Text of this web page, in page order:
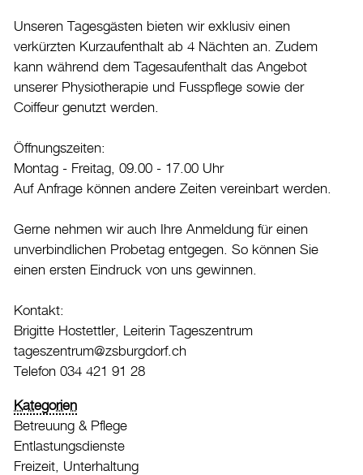
Unseren Tagesgästen bieten wir exklusiv einen
verkürzten Kurzaufenthalt ab 4 Nächten an. Zudem
kann während dem Tagesaufenthalt das Angebot
unserer Physiotherapie und Fusspflege sowie der
Coiffeur genutzt werden.
Öffnungszeiten:
Montag - Freitag, 09.00 - 17.00 Uhr
Auf Anfrage können andere Zeiten vereinbart werden.
Gerne nehmen wir auch Ihre Anmeldung für einen
unverbindlichen Probetag entgegen. So können Sie
einen ersten Eindruck von uns gewinnen.
Kontakt:
Brigitte Hostettler, Leiterin Tageszentrum
tageszentrum@zsburgdorf.ch
Telefon 034 421 91 28
Kategorien
Betreuung & Pflege
Entlastungsdienste
Freizeit, Unterhaltung